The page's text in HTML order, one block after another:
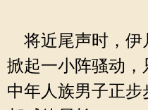
将近尾声时，伊
掀起一小阵骚动
中年人族男子正